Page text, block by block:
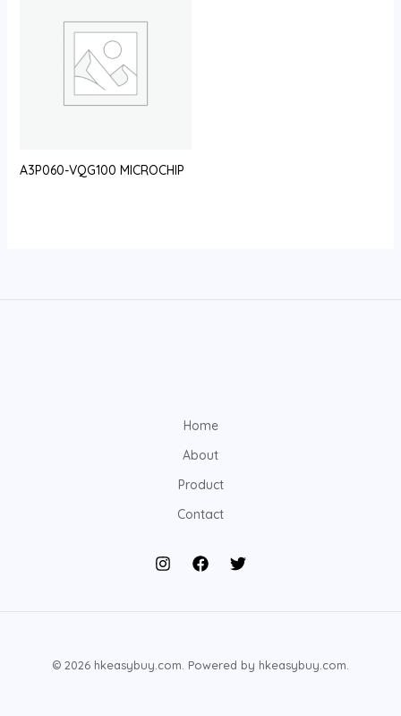
A3P060-VQG100 MICROCHIP
Home
About
Product
Contact
© 2026 hkeasybuy.com. Powered by hkeasybuy.com.